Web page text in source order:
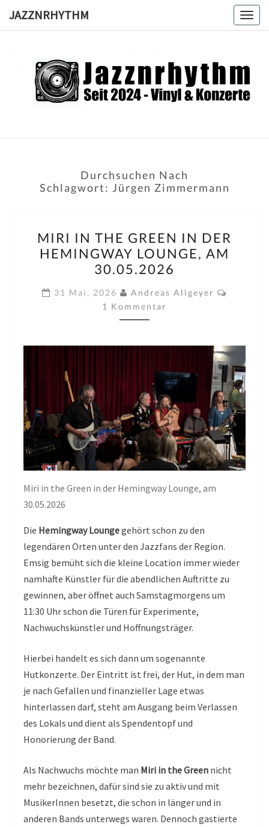
JAZZNRHYTHM
Seit
2024 –
Durchsuchen Nach
Schlagwort: Jürgen Zimmermann
IN
THE
GREEN
IN
DER
HEMINGWAY
30.05.2026
MIRI IN THE GREEN IN DER
HEMINGWAY LOUNGE, AM
30.05.2026
31 Mai, 2026 Andreas Allgeyer
1 Kommentar
Miri in the Green in der Hemingway Lounge, am
30.05.2026
Die Hemingway Loungegehört schon zu den
legendären Orten unter den Jazzfans der Region.
Emsig bemüht sich die kleine Location immer wieder
namhafte Künstler für die abendlichen Auftritte zu
gewinnen, aber öffnet auch Samstagmorgens um
11:30 Uhr schon die Türen für Experimente,
Nachwuchskünstler und Hoffnungsträger.
Hierbei handelt es sich dann um sogenannte
Hutkonzerte. Der Eintritt ist frei, der Hut, in dem man
je nach Gefallen und finanzieller Lage etwas
hinterlassen darf, steht am Ausgang beim Verlassen
des Lokals und dient als Spendentopf und
Honorierung der Band.
Als Nachwuchs möchte man Miri in the Green nicht
mehr bezeichnen, dafür sind sie zu aktiv und mit
MusikerInnen besetzt, die schon in länger und in
anderen Bands unterwegs waren. Dennoch gastierte